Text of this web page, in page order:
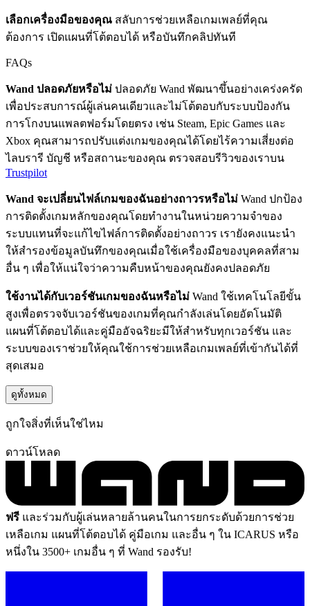
เลือกเครื่องมือของคุณ สลับการช่วยเหลือเกมเพลย์ที่คุณ
ต้องการ เปิดแผนที่โต้ตอบได้ หรือบันทึกคลิปทันที
FAQs
Wand ปลอดภัยหรือไม่ ปลอดภัย Wand พัฒนาขึ้นอย่างเคร่งครัด
เพื่อประสบการณ์ผู้เล่นคนเดียวและไม่โต้ตอบกับระบบป้องกัน
การโกงบนแพลตฟอร์มโดยตรง เช่น Steam, Epic Games และ
Xbox คุณสามารถปรับแต่งเกมของคุณได้โดยไร้ความเสี่ยงต่อ
ไลบรารี บัญชี หรือสถานะของคุณ ตรวจสอบรีวิวของเราบน
Trustpilot
Wand จะเปลี่ยนไฟล์เกมของฉันอย่างถาวรหรือไม่ Wand ปกป้อง
การติดตั้งเกมหลักของคุณโดยทำงานในหน่วยความจำของ
ระบบแทนที่จะแก้ไขไฟล์การติดตั้งอย่างถาวร เรายังคงแนะนำ
ให้สำรองข้อมูลบันทึกของคุณเมื่อใช้เครื่องมือของบุคคลที่สาม
อื่น ๆ เพื่อให้แน่ใจว่าความคืบหน้าของคุณยังคงปลอดภัย
ใช้งานได้กับเวอร์ชันเกมของฉันหรือไม่ Wand ใช้เทคโนโลยีขั้น
สูงเพื่อตรวจจับเวอร์ชันของเกมที่คุณกำลังเล่นโดยอัตโนมัติ
แผนที่โต้ตอบได้และคู่มืออัจฉริยะมีให้สำหรับทุกเวอร์ชัน และ
ระบบของเราช่วยให้คุณใช้การช่วยเหลือเกมเพลย์ที่เข้ากันได้ที่
สุดเสมอ
ดูทั้งหมด
ถูกใจสิ่งที่เห็นใช่ไหม
ดาวน์โหลด
ฟรี และร่วมกับผู้เล่นหลายล้านคนในการยกระดับด้วยการช่วย
เหลือเกม แผนที่โต้ตอบได้ คู่มือเกม และอื่น ๆ ใน ICARUS หรือ
หนึ่งใน 3500+ เกมอื่น ๆ ที่ Wand รองรับ!